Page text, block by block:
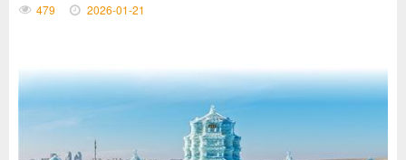
479 2026-01-21